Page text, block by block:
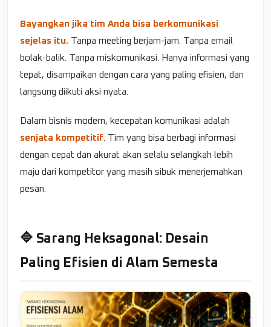
Bayangkan jika tim Anda bisa berkomunikasi
sejelas itu. Tanpa meeting berjam-jam. Tanpa email
bolak-balik. Tanpa miskomunikasi. Hanya informasi yang
tepat, disampaikan dengan cara yang paling efisien, dan
langsung diikuti aksi nyata.
Dalam bisnis modern, kecepatan komunikasi adalah
senjata kompetitif . Tim yang bisa berbagi informasi
dengan cepat dan akurat akan selalu selangkah lebih
maju dari kompetitor yang masih sibuk menerjemahkan
pesan.
🔷 Sarang Heksagonal: Desain
Paling Efisien di Alam Semesta